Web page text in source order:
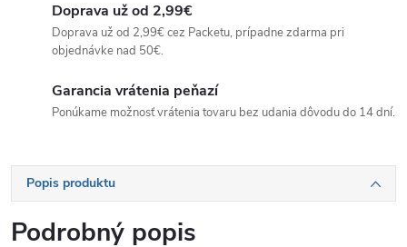
Doprava už od 2,99€
Doprava už od 2,99€ cez Packetu, prípadne zdarma pri
objednávke nad 50€.
Garancia vrátenia peňazí
Ponúkame možnosť vrátenia tovaru bez udania dôvodu do 14 dní.
Popis produktu
Podrobný popis